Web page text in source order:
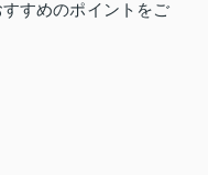
すめのポイントをご